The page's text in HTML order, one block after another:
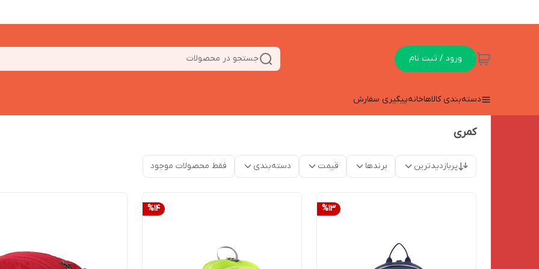
ورود / ثبت نام جستجو در محصولات
دسته‌بندی کالاهاخانهپیگیری سفارش
کمری
پربازدیدترین برندها قیمت دسته‌بندی فقط محصولات موجود
%13
%14